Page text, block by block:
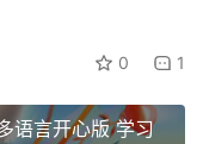
0 1
语言开心版 学习